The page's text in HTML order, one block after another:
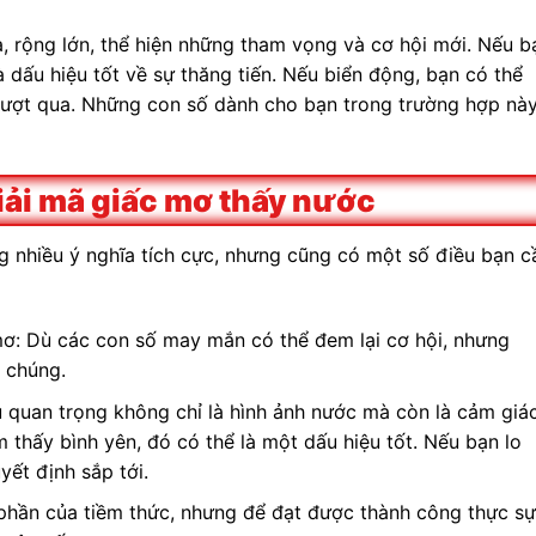
lớn, thể hiện những tham vọng và cơ hội mới. Nếu
hiệu tốt về sự thăng tiến. Nếu biển động, bạn có thể
qua. Những con số dành cho bạn trong trường hợp
mã giấc mơ thấy nước
nhiều ý nghĩa tích cực, nhưng cũng có một số điều bạn
Dù các con số may mắn có thể đem lại cơ hội, nhưng
trọng không chỉ là hình ảnh nước mà còn là cảm
thấy bình yên, đó có thể là một dấu hiệu tốt. Nếu bạn lo
định sắp tới.
của tiềm thức, nhưng để đạt được thành công thực